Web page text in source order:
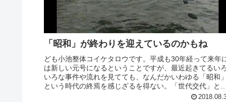
「昭和」が終わりを迎えているのかもね
ども小池整体コイケタロウです。平成も30年経って来年
は新しい元号になるということですが、最近起きてるい
いろな事件や流れを見てても、なんだかいわゆる「昭和
という時代の終焉を感じざるを得ない。「世代交代」と